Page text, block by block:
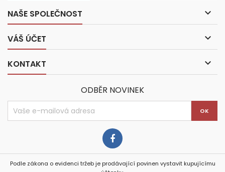
NAŠE SPOLEČNOST 
VÁŠ ÚČET 
KONTAKT 
ODBĚR NOVINEK
Podle zákona o evidenci tržeb je prodávající povinen vystavit kupujícímu